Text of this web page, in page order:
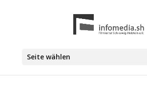
Seite wählen